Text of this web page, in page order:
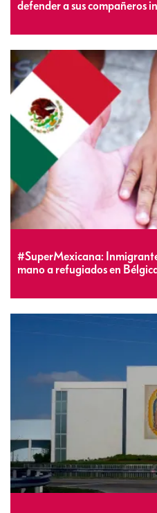
defender a sus compañeros
#SuperMexicana:
mano a refugiados en